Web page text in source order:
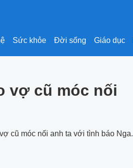
Sức khỏe Đời sống Giáo dục
vợ cũ móc nối
cũ móc nối anh ta với tình báo Nga.